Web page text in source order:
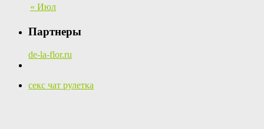
« Июл
Партнеры
de-la-flor.ru
секс чат рулетка